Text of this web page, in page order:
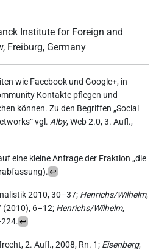
Institute for Foreign and
Freiburg, Germany
wie Facebook und Google+, in
Kontakte pflegen und
können. Zu den Begriffen „Social
vgl. Alby, Web 2.0, 3. Aufl.,
eine kleine Anfrage der Fraktion „die
↩︎
2010, 30–37; Henrichs/Wilhelm,
(2010), 6–12; Henrichs/Wilhelm,
↩︎
2. Aufl., 2008, Rn. 1; Eisenberg,